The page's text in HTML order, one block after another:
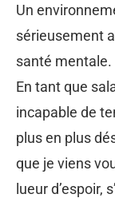
Un
sérieusement
santé mentale.
En tant que
incapable de
plus en plus
que je viens
lueur d’espoir,